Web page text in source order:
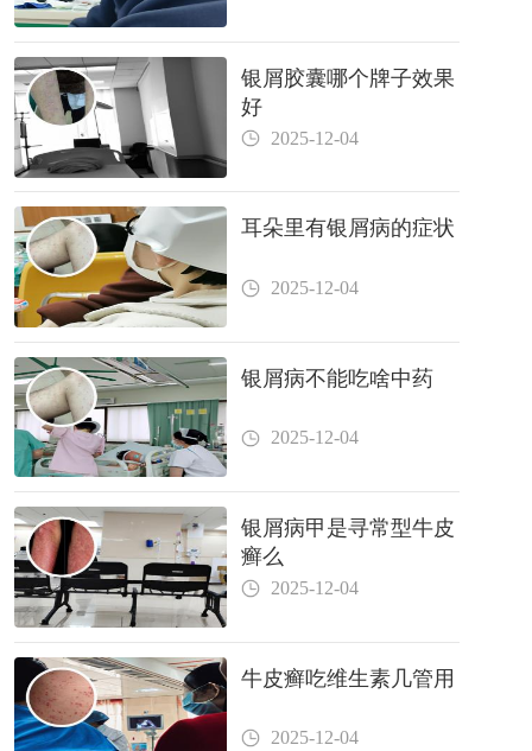
银屑胶囊哪个牌子效果
好
2025-12-04
耳朵里有银屑病的症状
2025-12-04
银屑病不能吃啥中药
2025-12-04
银屑病甲是寻常型牛皮
癣么
2025-12-04
牛皮癣吃维生素几管用
2025-12-04